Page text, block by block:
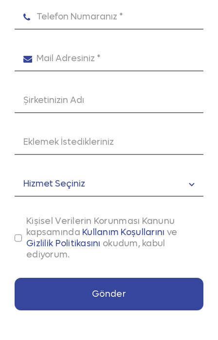
Kişisel Verilerin Korunması Kanunu
kapsamında Kullanım Koşullarını ve
Gizlilik Politikasını okudum, kabul
ediyorum.
Gönder